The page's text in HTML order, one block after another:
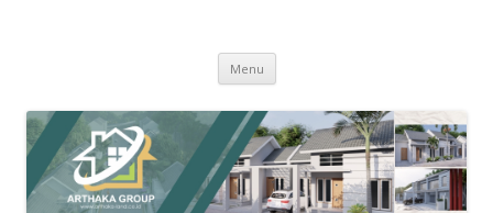
Menu Skip
content